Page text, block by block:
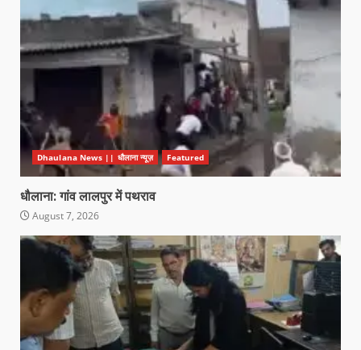
Dhaulana News || धौलाना न्यूज़ Featured
धौलाना: गांव लालपुर में पथराव
August 7, 2026